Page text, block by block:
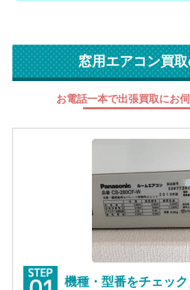
窓用エアコン買
お電話一本で出張買取にお
機種・型番をチェック